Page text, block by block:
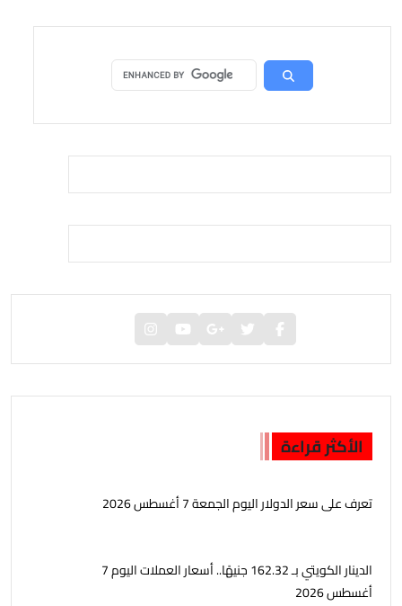
الأكثر قراءة
تعرف على سعر الدولار اليوم الجمعة 7 أغسطس 2026
الدينار الكويتي بـ 162.32 جنيهًا.. أسعار العملات اليوم 7
أغسطس 2026